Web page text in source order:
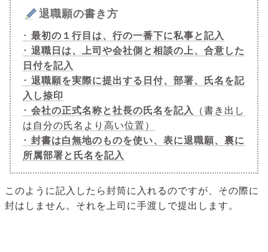
退職願の書き方
･ 最初の１行目は、行の一番下に私事と記入
･ 退職日は、上司や会社側と相談の上、合意した
日付を記入
･ 退職願を実際に提出する日付、部署、氏名を記
入し捺印
･ 会社の正式名称と社長の氏名を記入
（書き出し
は自分の氏名より高い位置）
･ 封書は白無地のものを使い、表に退職願、裏に
所属部署と氏名を記入
このように記入したら封筒に入れるのですが、その際に
封はしません。それを上司に手渡しで提出します。